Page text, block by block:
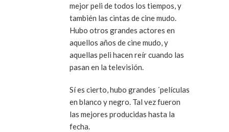
mejor peli de todos los tiempos, y
también las cintas de cine mudo.
Hubo otros grandes actores en
aquellos años de cine mudo, y
aquellas peli hacen reír cuando las
pasan en la televisión.
Sí es cierto, hubo grandes ´películas
en blanco y negro. Tal vez fueron
las mejores producidas hasta la
fecha.